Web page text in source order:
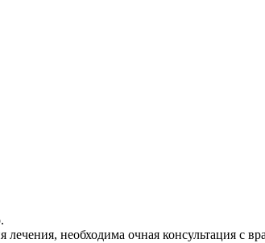
необходима очная консультация с